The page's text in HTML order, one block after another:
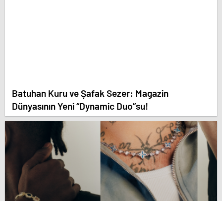
Batuhan Kuru ve Şafak Sezer: Magazin
Dünyasının Yeni “Dynamic Duo”su!